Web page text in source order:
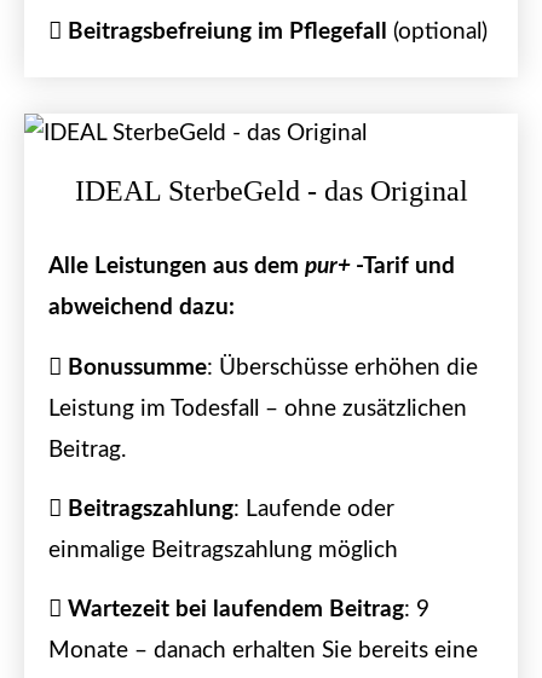
Beitragsbefreiung im Pflegefall (optional)
IDEAL SterbeGeld - das Original
Alle Leistungen aus dem pur+ -Tarif und
abweichend dazu:
Bonussumme: Überschüsse erhöhen die
Leistung im Todesfall – ohne zusätzlichen
Beitrag.
Beitragszahlung: Laufende oder
einmalige Beitragszahlung möglich
Wartezeit bei laufendem Beitrag: 9
Monate – danach erhalten Sie bereits eine